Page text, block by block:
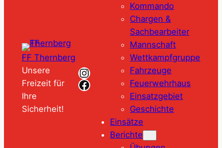
FF Thernberg
Unsere
Freizeit für
Ihre
Sicherheit!
Instagram
Facebook
Kommando
Chargen &
Sachbearbeiter
Mannschaft
Wettkampfgruppe
Fahrzeuge
Feuerwehrhaus
Einsatzgebiet
Geschichte
Einsätze
Berichte